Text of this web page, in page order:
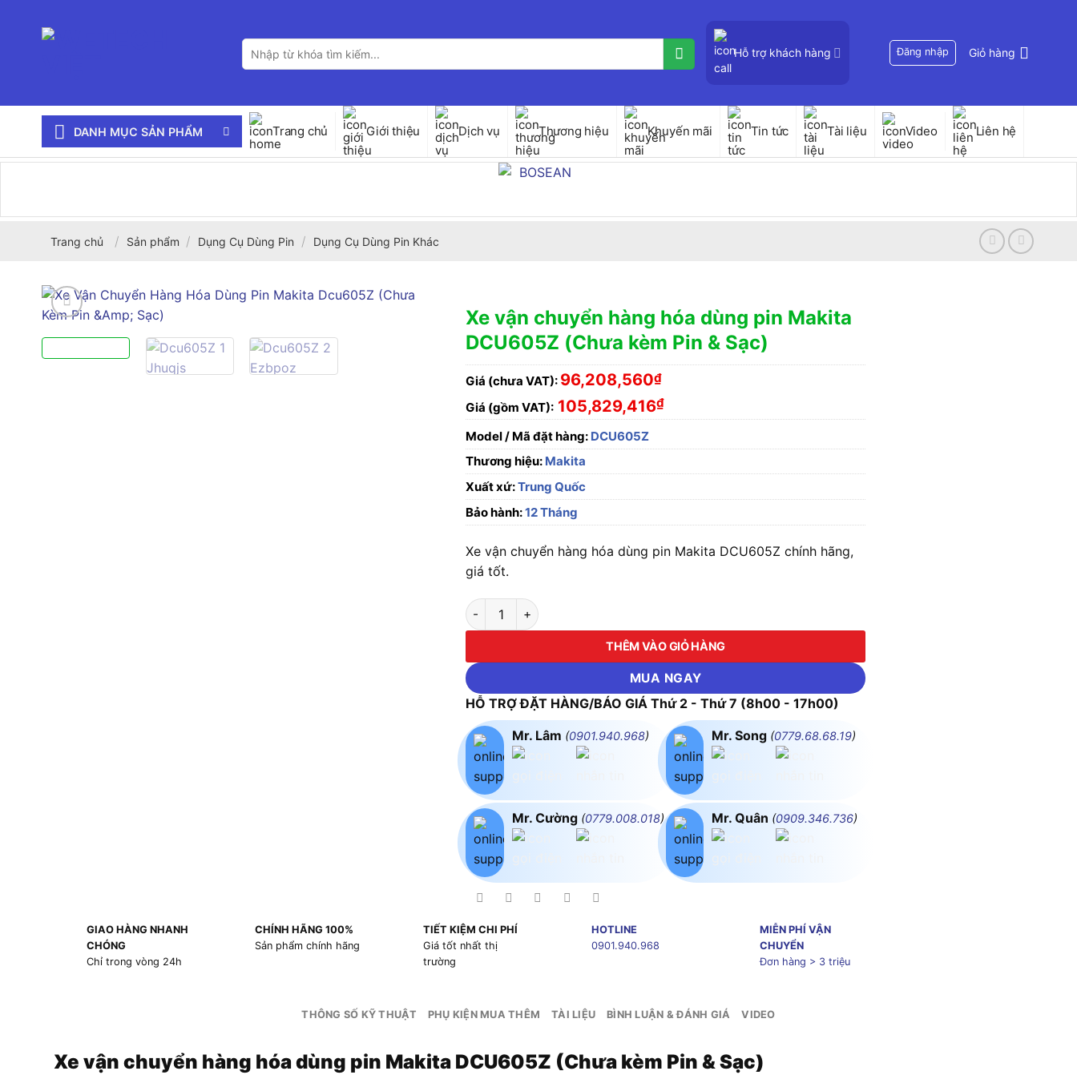
Tìm
kiếm:
Hỗ trợ khách hàng Đăng nhập Giỏ hàng
DANH MỤC SẢN PHẨM Trang chủ Giới thiệu Dịch vụ Thương hiệu Khuyến mãi Tin tức Tài liệu Video Liên hệ
Trang chủ / Sản phẩm / Dụng Cụ Dùng Pin / Dụng Cụ Dùng Pin Khác
Xe vận chuyển hàng hóa dùng pin Makita
DCU605Z (Chưa kèm Pin & Sạc)
Giá (chưa VAT): 96,208,560₫
Giá (gồm VAT): 105,829,416₫
Model / Mã đặt hàng: DCU605Z
Thương hiệu: Makita
Xuất xứ:Trung Quốc
Bảo hành:12 Tháng
Xe vận chuyển hàng hóa dùng pin Makita DCU605Z chính hãng,
giá tốt.
Xe vận chuyển hàng hóa dùng pin Makita DCU605Z (Chưa kèm Pin & Sạc) số lượng
THÊM VÀO GIỎ HÀNG
MUA NGAY
HỖ TRỢ ĐẶT HÀNG/BÁO GIÁ Thứ 2 - Thứ 7 (8h00 - 17h00)
Mr. Lâm (0901.940.968)
Mr. Cường (0779.008.018)
Mr. Song (0779.68.68.19)
Mr. Quân (0909.346.736)
GIAO HÀNG NHANH
CHÓNG
Chỉ trong vòng 24h
CHÍNH HÃNG 100%
Sản phẩm chính hãng
TIẾT KIỆM CHI PHÍ
Giá tốt nhất thị
trường
HOTLINE
0901.940.968
MIỄN PHÍ VẬN
CHUYỂN
Đơn hàng > 3 triệu
THÔNG SỐ KỸ THUẬT PHỤ KIỆN MUA THÊM TÀI LIỆU BÌNH LUẬN & ĐÁNH GIÁ VIDEO
Xe vận chuyển hàng hóa dùng pin Makita DCU605Z (Chưa kèm Pin & Sạc)